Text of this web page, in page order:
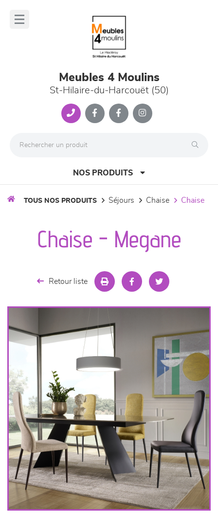
Meubles 4 Moulins
St-Hilaire-du-Harcouët (50)
NOS PRODUITS
séjours
meubles de complément
literie
décoration
TOUS NOS PRODUITS séjours chaise chaise
Chaise - Megane
Retour liste